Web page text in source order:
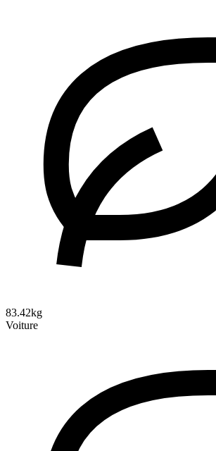
83.42kg
Voiture